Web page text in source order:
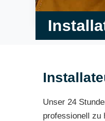
Unser 24
professionell zu